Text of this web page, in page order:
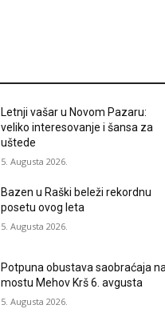
Letnji vašar u Novom Pazaru:
veliko interesovanje i šansa za
uštede
5. Augusta 2026.
Bazen u Raški beleži rekordnu
posetu ovog leta
5. Augusta 2026.
Potpuna obustava saobraćaja na
mostu Mehov Krš 6. avgusta
5. Augusta 2026.